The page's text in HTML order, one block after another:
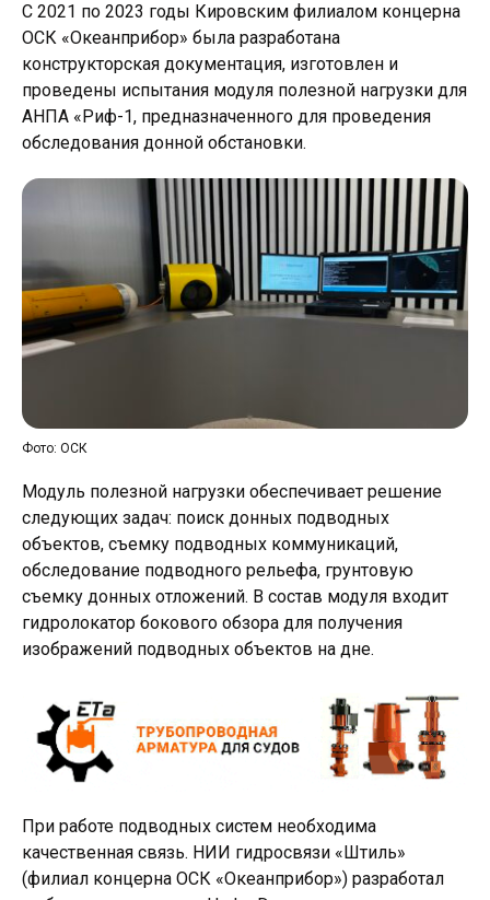
С 2021 по 2023 годы Кировским филиалом концерна
ОСК «Океанприбор» была разработана
конструкторская документация, изготовлен и
проведены испытания модуля полезной нагрузки для
АНПА «Риф-1, предназначенного для проведения
обследования донной обстановки.
Фото: ОСК
Модуль полезной нагрузки обеспечивает решение
следующих задач: поиск донных подводных
объектов, съемку подводных коммуникаций,
обследование подводного рельефа, грунтовую
съемку донных отложений. В состав модуля входит
гидролокатор бокового обзора для получения
изображений подводных объектов на дне.
При работе подводных систем необходима
качественная связь. НИИ гидросвязи «Штиль»
(филиал концерна ОСК «Океанприбор») разработал